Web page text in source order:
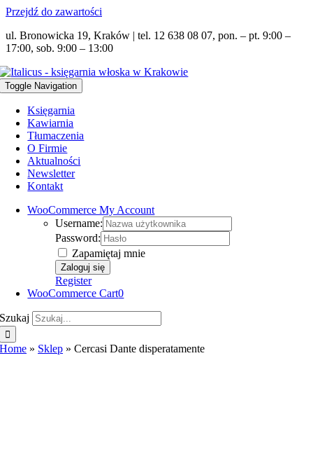
Przejdź do zawartości
ul. Bronowicka 19, Kraków | tel. 12 638 08 07, pon. – pt. 9:00 –
17:00, sob. 9:00 – 13:00
Toggle Navigation
Księgarnia
Kawiarnia
Tłumaczenia
O Firmie
Aktualności
Newsletter
Kontakt
WooCommerce My Account
Username:
Password:
Zapamiętaj mnie
Register
WooCommerce Cart0
Szukaj
Home » Sklep »Cercasi Dante disperatamente